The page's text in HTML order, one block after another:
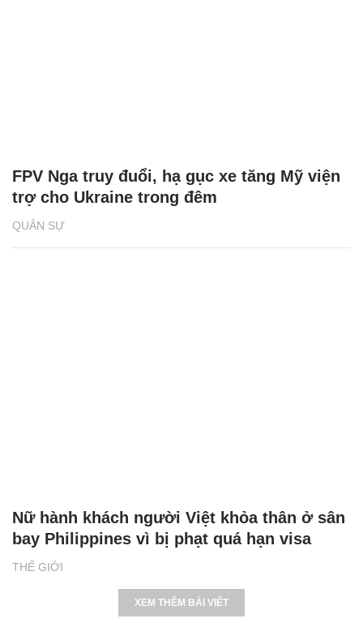
QUÂN SỰ
FPV Nga truy đuổi, hạ gục xe tăng Mỹ viện
trợ cho Ukraine trong đêm
THẾ GIỚI
Nữ hành khách người Việt khỏa thân ở sân
bay Philippines vì bị phạt quá hạn visa
XEM THÊM BÀI VIẾT